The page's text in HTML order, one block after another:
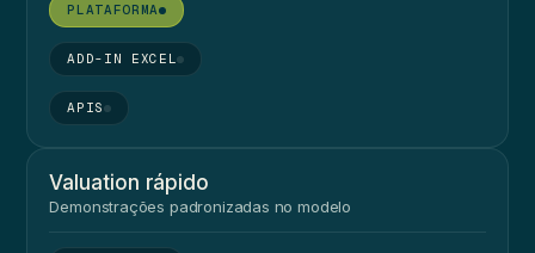
●
●
●
Valuation rápido
Demonstrações padronizadas no modelo